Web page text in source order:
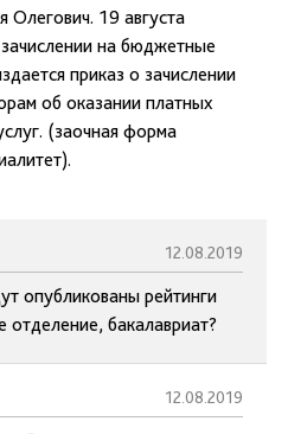
Олегович. 19 августа
на бюджетные
приказ о зачислении
об оказании платных
(заочная форма
12.08.2019
опубликованы рейтинги
бакалавриат?
12.08.2019